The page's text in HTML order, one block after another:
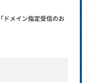
ドメイン指定受信のお